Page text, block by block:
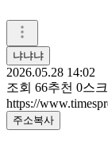
냐냐냐
2026.05.28 14:02
조회 66추천 0스
https://
주소복사